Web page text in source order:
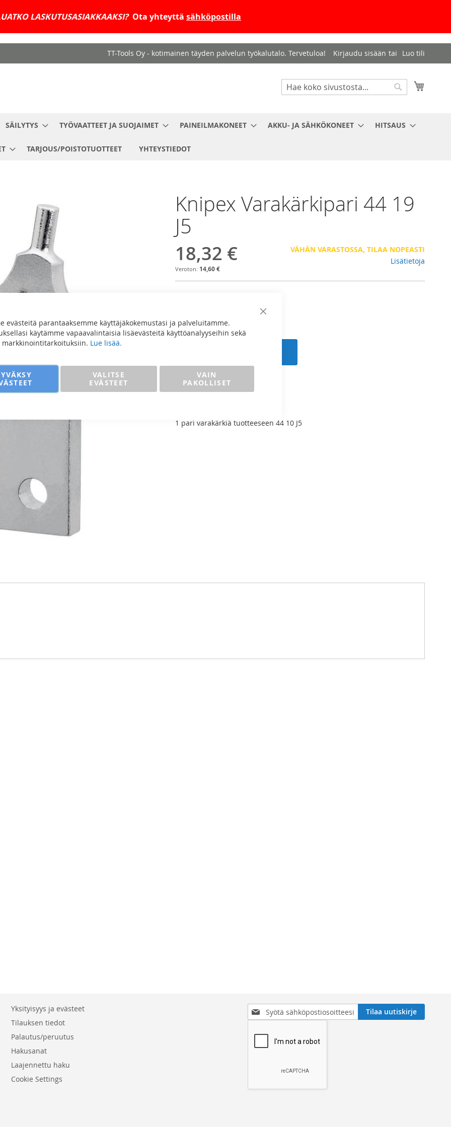
Sulje
evästeitä parantaaksemme käyttäjäkokemustasi ja palveluitamme.
käytämme vapaavalintaisia lisäevästeitä käyttöanalyyseihin sekä
markkinointitarkoituksiin. Lue lisää.
VALITSE
EVÄSTEET
VAIN
PAKOLLISET
LASKUTUSASIAKKAAKSI?Ota yhteyttä sähköpostilla
TT-Tools Oy - kotimainen täyden palvelun työkalutalo. Tervetuloa! Kirjaudu sisään Luo tili
Haku
Haku
SÄILYTYS TYÖVAATTEET JA SUOJAIMET PAINEILMAKONEET AKKU- JA SÄHKÖKONEET HITSAUS
TARJOUS/POISTOTUOTTEET YHTEYSTIEDOT
Knipex Varakärkipari 44 19
J5
18,32 €
14,60 €
VÄHÄN VARASTOSSA, TILAA NOPEASTI
Lisätietoja
LISÄÄ VERTAILUUN
1 pari varakärkiä tuotteeseen 44 10 J5
Tilaa
uutiskirjeemme:
Tilaa uutiskirje
Yksityisyys ja evästeet
Tilauksen tiedot
Palautus/peruutus
Hakusanat
Laajennettu haku
Cookie Settings